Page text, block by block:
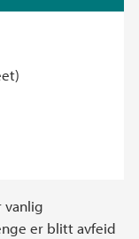
vanlig
er blitt avfeid